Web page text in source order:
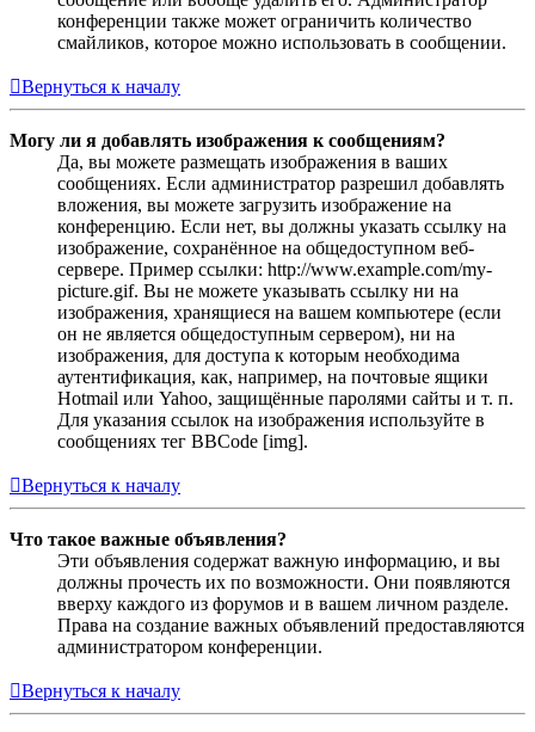
конференции также может ограничить количество
смайликов, которое можно использовать в сообщении.
Вернуться к началу
Могу ли я добавлять изображения к сообщениям?
Да, вы можете размещать изображения в ваших
сообщениях. Если администратор разрешил добавлять
вложения, вы можете загрузить изображение на
конференцию. Если нет, вы должны указать ссылку на
изображение, сохранённое на общедоступном веб-
сервере. Пример ссылки: http://www.example.com/my-
picture.gif. Вы не можете указывать ссылку ни на
изображения, хранящиеся на вашем компьютере (если
он не является общедоступным сервером), ни на
изображения, для доступа к которым необходима
аутентификация, как, например, на почтовые ящики
Hotmail или Yahoo, защищённые паролями сайты и т. п.
Для указания ссылок на изображения используйте в
сообщениях тег BBCode [img].
Вернуться к началу
Что такое важные объявления?
Эти объявления содержат важную информацию, и вы
должны прочесть их по возможности. Они появляются
вверху каждого из форумов и в вашем личном разделе.
Права на создание важных объявлений предоставляются
администратором конференции.
Вернуться к началу